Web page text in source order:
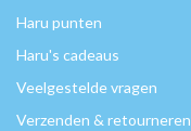
Haru punten
Haru's cadeaus
Veelgestelde vragen
Verzenden & retourneren